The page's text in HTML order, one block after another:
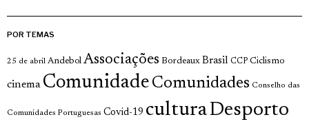
POR TEMAS
25 de abril Andebol Associações Bordeaux Brasil CCP Ciclismo
cinema Comunidade Comunidades Conselho das
Comunidades Portuguesas Covid-19 culturaDesporto